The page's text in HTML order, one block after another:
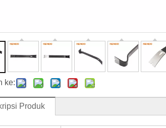
ke:
Produk